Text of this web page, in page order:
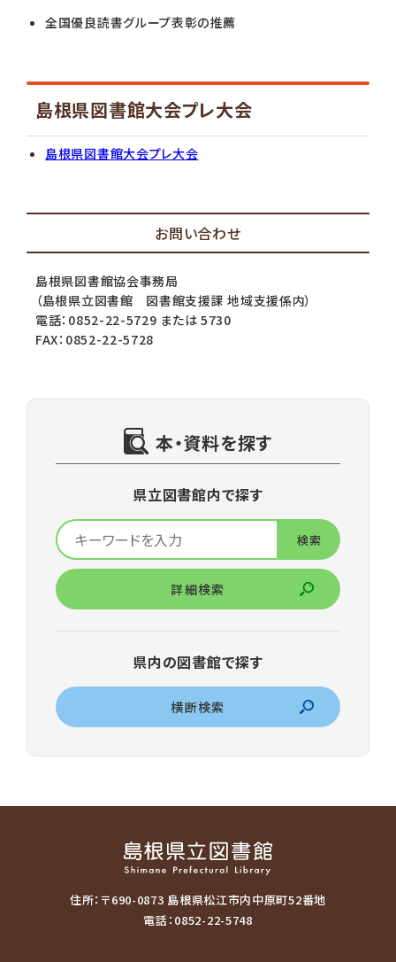
全国優良読書グループ表彰の推薦
島根県図書館大会プレ大会
島根県図書館大会プレ大会
お問い合わせ
島根県図書館協会事務局
（島根県立図書館 図書館支援課 地域支援係内）
電話：0852-22-5729 または 5730
FAX：0852-22-5728
本・資料を探す
県立図書館内で探す
詳細検索
県内の図書館で探す
横断検索
住所：〒690-0873 島根県松江市内中原町52番地
電話：0852-22-5748